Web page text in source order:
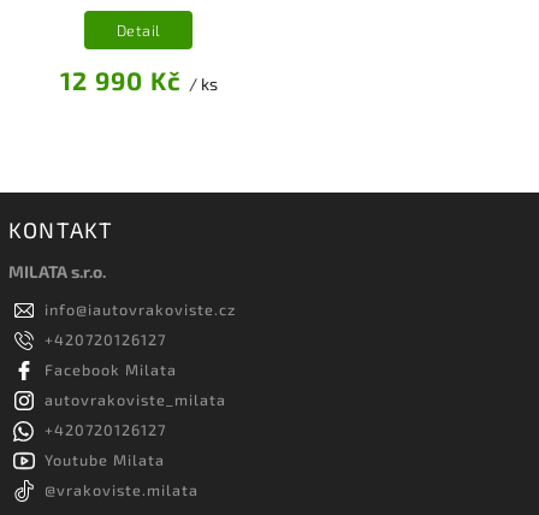
12 990 Kč / ks
Detail
KONTAKT
MILATA s.r.o.
info@iautovrakoviste.cz
+420720126127
Facebook Milata
autovrakoviste_milata
+420720126127
Youtube Milata
@vrakoviste.milata